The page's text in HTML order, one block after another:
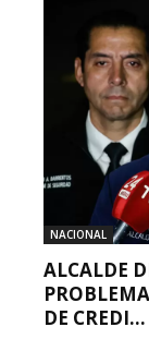
NACIONAL
ALCALDE
DE CREDI...